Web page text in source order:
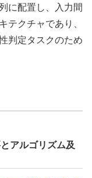
に配置し、入力間
テクチャであり、
判定タスクのため
アルゴリズム及